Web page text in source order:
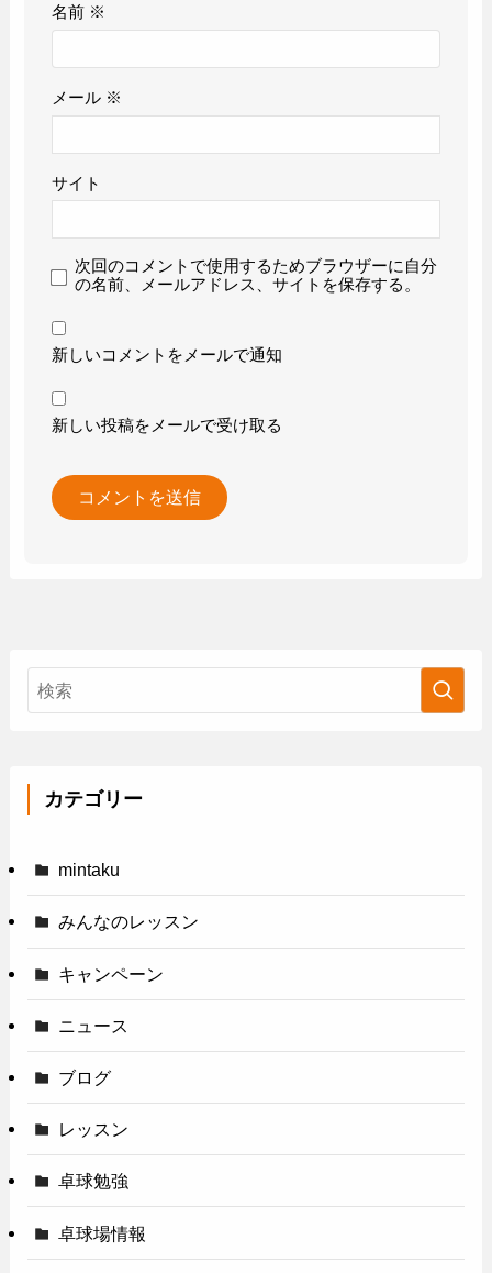
名前 ※
メール ※
サイト
次回のコメントで使用するためブラウザーに自分
の名前、メールアドレス、サイトを保存する。
新しいコメントをメールで通知
新しい投稿をメールで受け取る
カテゴリー
mintaku
みんなのレッスン
キャンペーン
ニュース
ブログ
レッスン
卓球勉強
卓球場情報